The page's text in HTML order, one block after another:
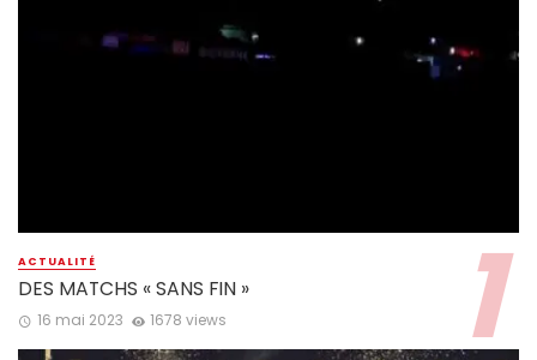
ACTUALITÉ
DES MATCHS « SANS FIN »
16 mai 2023 1678 views